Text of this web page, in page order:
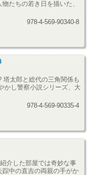
たちの若き日を描いた、
978-4-569-90340-8
塔太郎と総代の三角関係も
かし警察小説シリーズ、大
978-4-569-90335-4
介した部屋では奇妙な事
中の直吉の両親の手がか